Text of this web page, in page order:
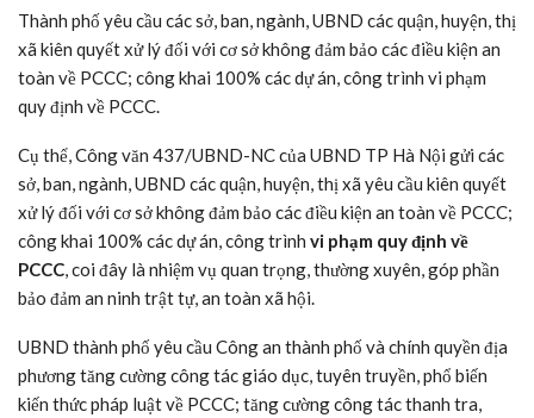
Thành phố yêu cầu các sở, ban, ngành, UBND các quận, huyện, thị
xã kiên quyết xử lý đối với cơ sở không đảm bảo các điều kiện an
toàn về PCCC; công khai 100% các dự án, công trình vi phạm
quy định về PCCC.
Cụ thể, Công văn 437/UBND-NC của UBND TP Hà Nội gửi các
sở, ban, ngành, UBND các quận, huyện, thị xã yêu cầu kiên quyết
xử lý đối với cơ sở không đảm bảo các điều kiện an toàn về PCCC;
công khai 100% các dự án, công trình vi phạm quy định về
PCCC, coi đây là nhiệm vụ quan trọng, thường xuyên, góp phần
bảo đảm an ninh trật tự, an toàn xã hội.
UBND thành phố yêu cầu Công an thành phố và chính quyền địa
phương tăng cường công tác giáo dục, tuyên truyền, phổ biến
kiến thức pháp luật về PCCC; tăng cường công tác thanh tra,